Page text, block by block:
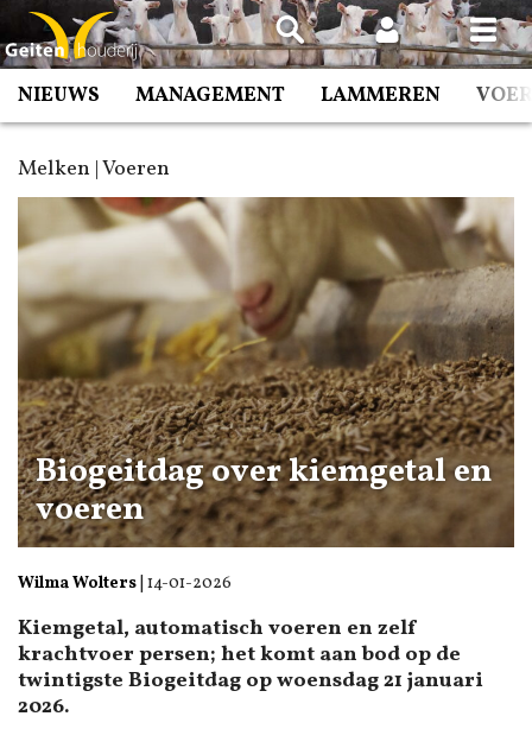
Spring
naar
inhoud
NIEUWS MANAGEMENT LAMMEREN
Melken | Voeren
Biogeitdag over kiemgetal en
voeren
Wilma Wolters 14-01-2026
Kiemgetal, automatisch voeren en zelf
krachtvoer persen; het komt aan bod op de
twintigste Biogeitdag op woensdag 21 januari
2026.